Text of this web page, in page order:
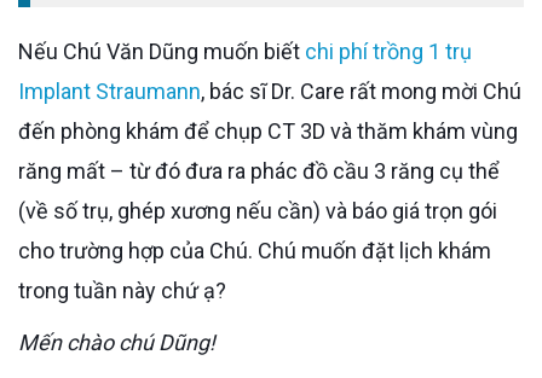
Nếu Chú Văn Dũng muốn biết chi phí trồng 1 trụ
Implant Straumann, bác sĩ Dr. Care rất mong mời Chú
đến phòng khám để chụp CT 3D và thăm khám vùng
răng mất – từ đó đưa ra phác đồ cầu 3 răng cụ thể
(về số trụ, ghép xương nếu cần) và báo giá trọn gói
cho trường hợp của Chú. Chú muốn đặt lịch khám
trong tuần này chứ ạ?
Mến chào chú Dũng!